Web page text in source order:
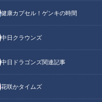
健康カプセル！ゲンキの時間
中日クラウンズ
中日ドラゴンズ関連記事
花咲かタイムズ